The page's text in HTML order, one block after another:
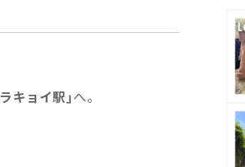
キョイ駅」へ。